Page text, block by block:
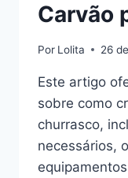
Carvão
Por Lolita 26
Este artigo
sobre como
churrasco,
necessários,